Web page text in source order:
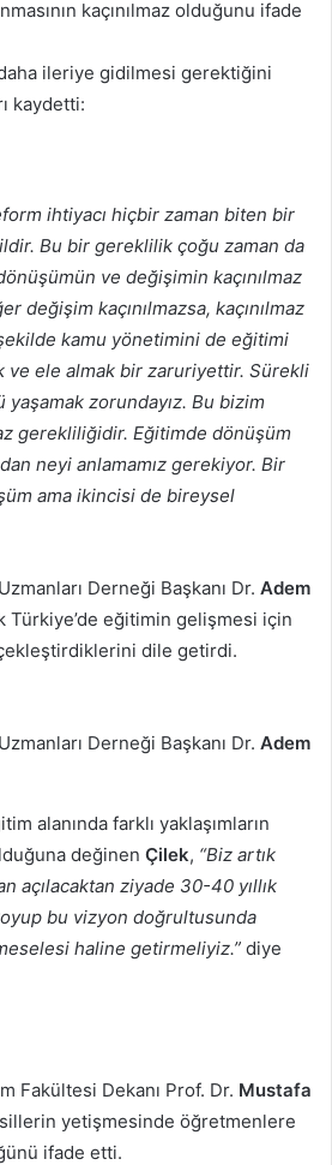
kaçınılmaz olduğunu ifade
ileriye gidilmesi gerektiğini
kaydetti:
ihtiyacı hiçbir zaman biten bir
Bu bir gereklilik çoğu zaman da
ve değişimin kaçınılmaz
değişim kaçınılmazsa, kaçınılmaz
kamu yönetimini de eğitimi
ve ele almak bir zaruriyettir. Sürekli
zorundayız. Bu bizim
gerekliliğidir. Eğitimde dönüşüm
neyi anlamamız gerekiyor. Bir
ama ikincisi de bireysel
Derneği Başkanı Dr. Adem
Türkiye’de eğitimin gelişmesi için
dile getirdi.
Derneği Başkanı Dr. Adem
alanında farklı yaklaşımların
değinen Çilek, “Biz artık
açılacaktan ziyade 30-40 yıllık
bu vizyon doğrultusunda
haline getirmeliyiz.” diye
Fakültesi Dekanı Prof. Dr. Mustafa
yetişmesinde öğretmenlere
ifade etti.